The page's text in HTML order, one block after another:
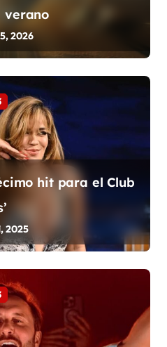
verano
2026
hit para el Club
2025